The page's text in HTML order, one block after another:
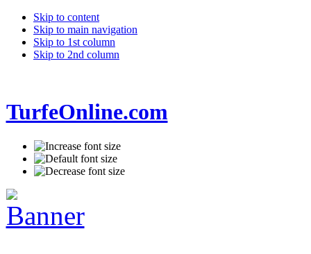
Skip to content
Skip to main navigation
Skip to 1st column
Skip to 2nd column
TurfeOnline.com